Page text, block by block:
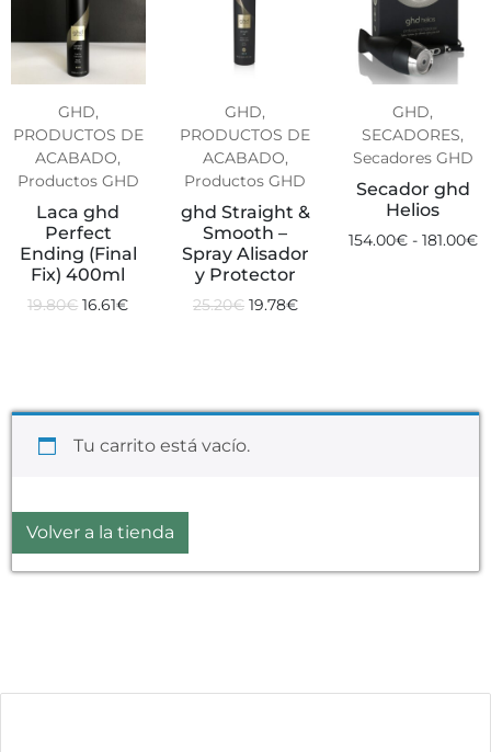
GHD,
PRODUCTOS DE
ACABADO,
Productos GHD
Laca ghd
Perfect
Ending (Final
Fix) 400ml
19.80€ 16.61€
GHD,
PRODUCTOS DE
ACABADO,
Productos GHD
ghd Straight &
Smooth –
Spray Alisador
y Protector
25.20€ 19.78€
GHD,
SECADORES,
Secadores GHD
Secador ghd
Helios
154.00€ - 181.00€
Tu carrito está vacío.
Volver a la tienda